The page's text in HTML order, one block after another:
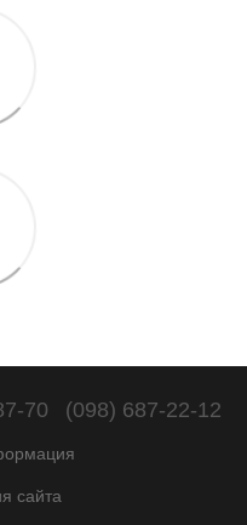
70 (098) 687-22-12
сайта